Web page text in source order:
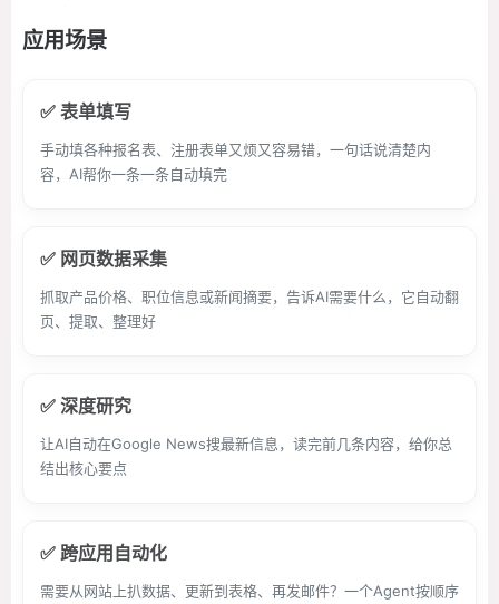
应用场景
✅ 表单填写
手动填各种报名表、注册表单又烦又容易错，一句话说清楚内
容，AI帮你一条一条自动填完
✅ 网页数据采集
抓取产品价格、职位信息或新闻摘要，告诉AI需要什么，它自动翻
页、提取、整理好
✅ 深度研究
让AI自动在Google News搜最新信息，读完前几条内容，给你总
结出核心要点
✅ 跨应用自动化
需要从网站上扒数据、更新到表格、再发邮件？一个Agent按顺序